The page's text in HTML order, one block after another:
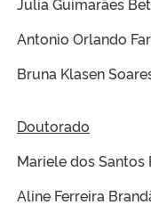
Antonio Orlando
Bruna Klasen
Doutorado
Mariele dos Santos
Aline Ferreira